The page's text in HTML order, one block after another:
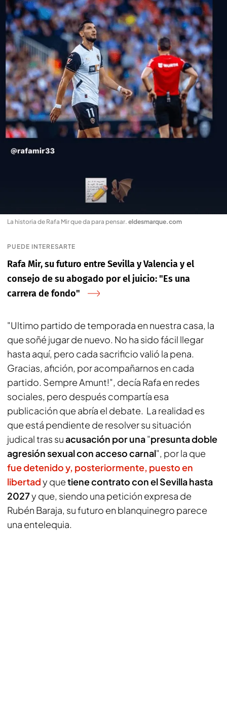
La historia de Rafa Mir que da para pensar. eldesmarque.com
PUEDE INTERESARTE
Rafa Mir, su futuro entre Sevilla y Valencia y el
consejo de su abogado por el juicio: "Es una
carrera de fondo"
"Ultimo partido de temporada en nuestra casa, la
que soñé jugar de nuevo. No ha sido fácil llegar
hasta aquí, pero cada sacrificio valió la pena.
Gracias, afición, por acompañarnos en cada
partido. Sempre Amunt!", decía Rafa en redes
sociales, pero después compartía esa
publicación que abría el debate. La realidad es
que está pendiente de resolver su situación
judical tras suacusación por una"presunta doble
agresión sexual con acceso carnal", por la que
fue detenidoy, posteriormente, puesto en
libertady quetiene contrato con el Sevilla hasta
2027y que, siendo una petición expresa de
Rubén Baraja, su futuro en blanquinegro parece
una entelequia.